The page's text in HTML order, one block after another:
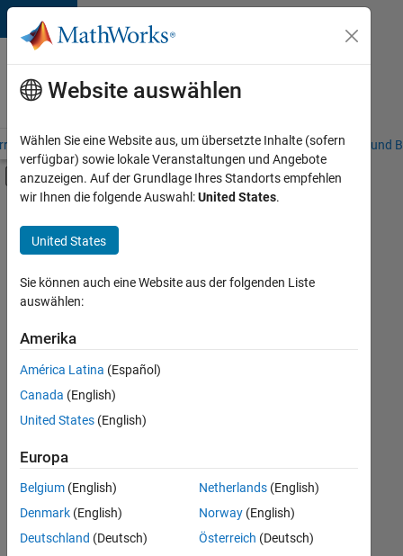
Weiter zum Inhalt
Karriere
bei
MathWorks
– Übersicht Stellensuche Niederlassungen Studierende und
Umschaltung für Off-Canvas-
Hauptinhalt
Ausgewählte
speichern
Es
nicht
alle
Stellen
übersetzt.
Sie
nach
einem
Standort,
Website auswählen
Wählen Sie eine Website aus, um übersetzte Inhalte (sofern
verfügbar) sowie lokale Veranstaltungen und Angebote
anzuzeigen. Auf der Grundlage Ihres Standorts empfehlen
wir Ihnen die folgende Auswahl:United States.
United States
Sie können auch eine Website aus der folgenden Liste
auswählen:
Amerika
América Latina (Español)
Canada (English)
United States (English)
Europa
Belgium (English)
Denmark (English)
Deutschland (Deutsch)
Netherlands(English)
Norway(English)
Österreich (Deutsch)